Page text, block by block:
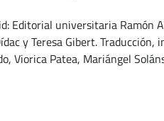
Editorial universitaria Ramón
y Teresa Gibert.
Viorica Patea, Mariángel